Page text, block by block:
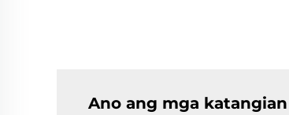
Ano ang mga